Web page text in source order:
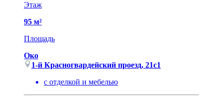
Этаж
95 м²
Площадь
Око
1-й Красногвардейский проезд, 21с1
с отделкой и мебелью